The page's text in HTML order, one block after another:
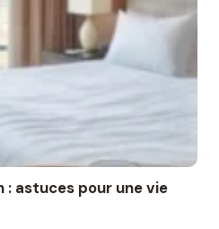
astuces pour une vie